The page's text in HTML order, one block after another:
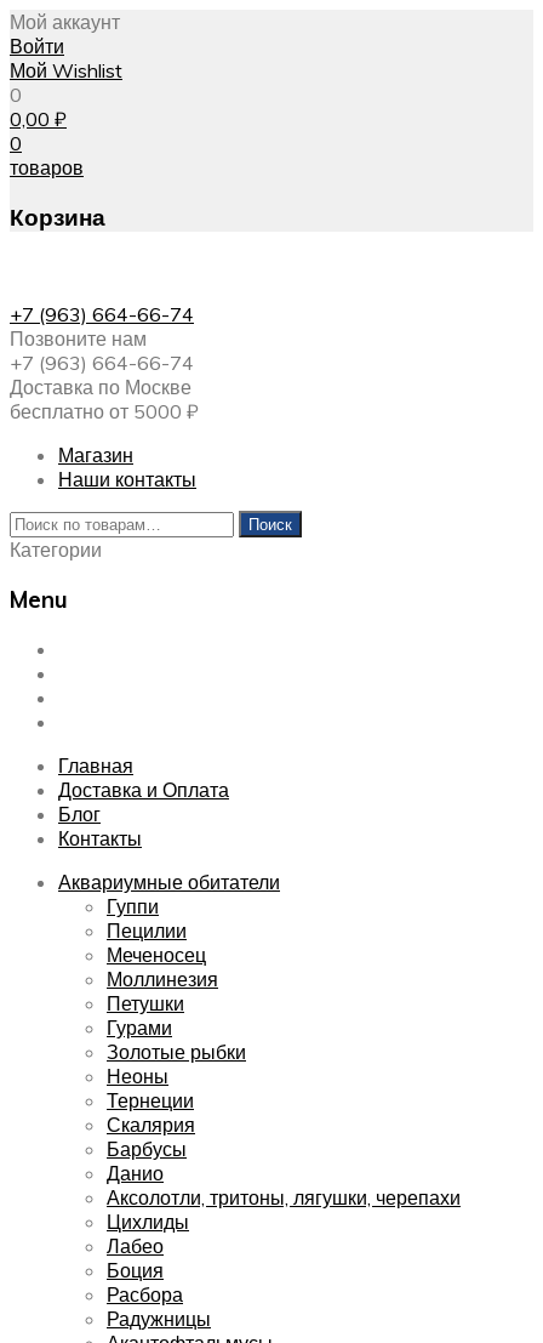
Мой аккаунт
Войти
Мой Wishlist
0
0,00 ₽
0
товаров
Корзина
+7 (963) 664-66-74
Позвоните нам
+7 (963) 664-66-74
Доставка по Москве
бесплатно от 5000 ₽
Магазин
Наши контакты
Искать:
Поиск
Категории
Menu
Skip
content
Главная
Доставка и Оплата
Блог
Контакты
Аквариумные обитатели
Гуппи
Пецилии
Меченосец
Моллинезия
Петушки
Гурами
Золотые рыбки
Неоны
Тернеции
Скалярия
Барбусы
Данио
Аксолотли, тритоны, лягушки, черепахи
Цихлиды
Лабео
Боция
Расбора
Радужницы